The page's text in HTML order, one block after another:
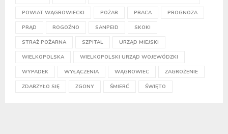
POWIAT WĄGROWIECKI POŻAR PRACA PROGNOZA
PRĄD ROGOŹNO SANPEID SKOKI
STRAŻ POŻARNA SZPITAL URZĄD MIEJSKI
WIELKOPOLSKA WIELKOPOLSKI URZĄD WOJEWÓDZKI
WYPADEK WYŁĄCZENIA WĄGROWIEC ZAGROŻENIE
ZDARZYŁO SIĘ ZGONY ŚMIERĆ ŚWIĘTO